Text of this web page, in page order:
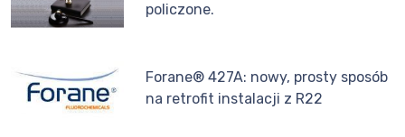
policzone.
Forane® 427A: nowy, prosty sposób
na retrofit instalacji z R22